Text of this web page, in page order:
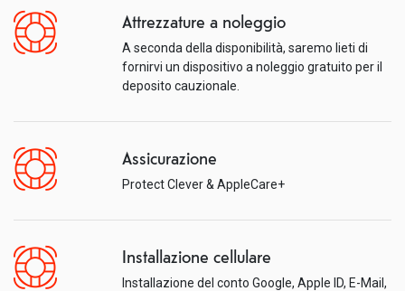
Attrezzature a noleggio
A seconda della disponibilità, saremo lieti di
fornirvi un dispositivo a noleggio gratuito per il
deposito cauzionale.
Assicurazione
Protect Clever & AppleCare+
Installazione cellulare
Installazione del conto Google, Apple ID, E-Mail,